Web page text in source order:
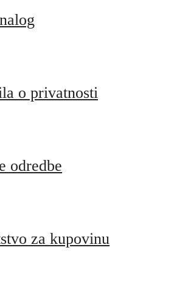
o privatnosti
odredbe
za kupovinu